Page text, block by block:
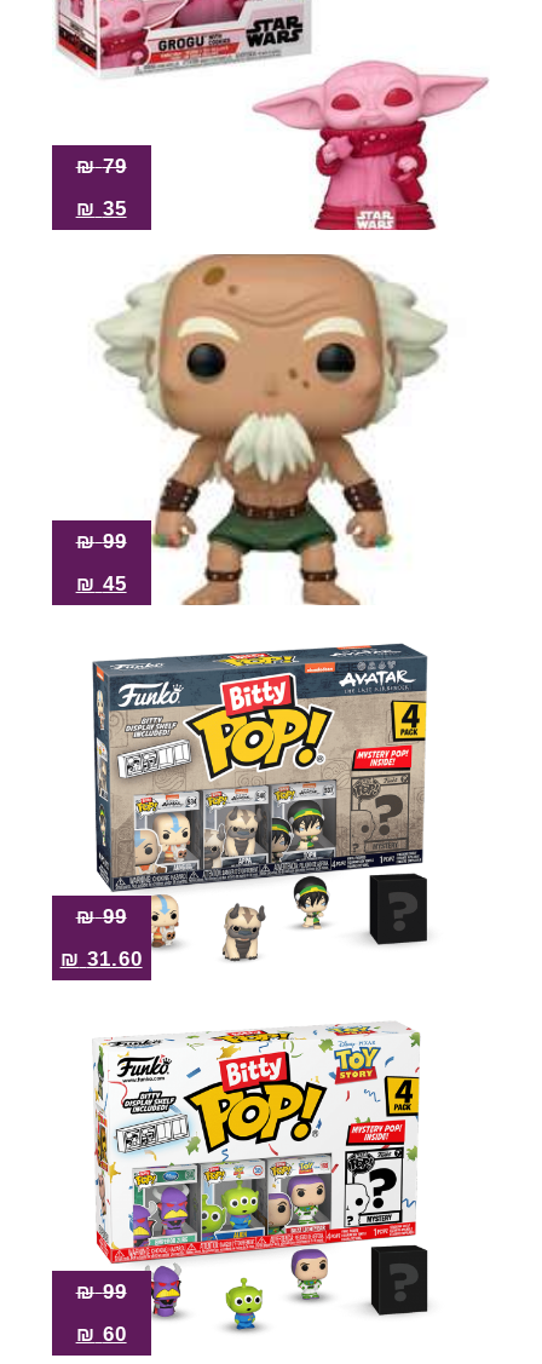
79
₪
35
₪
99
₪
45
₪
99
₪
31.60
₪
99
₪
60
₪